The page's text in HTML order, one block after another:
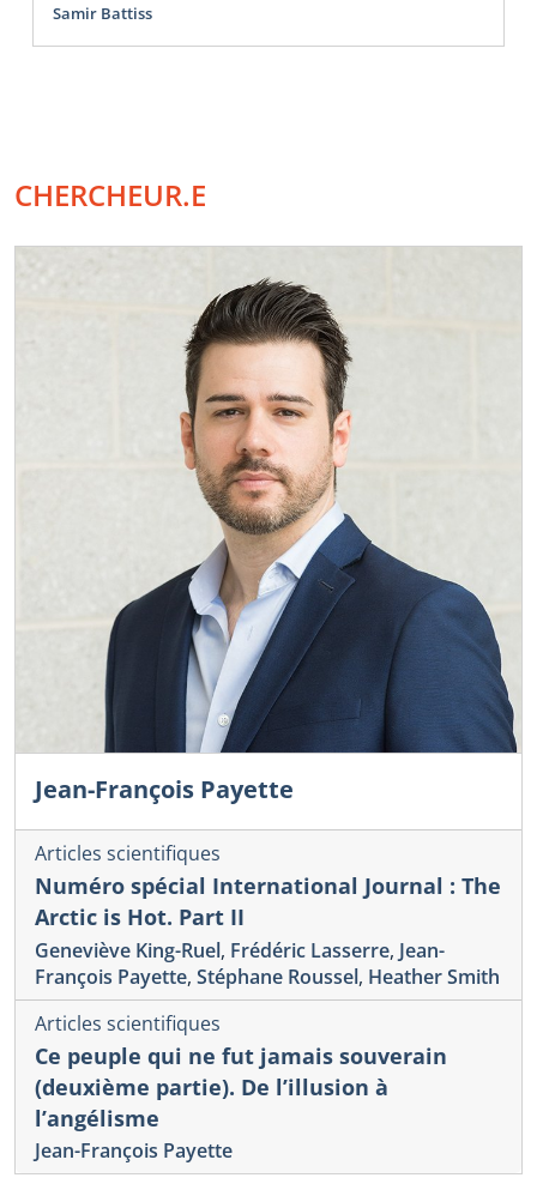
Samir Battiss
CHERCHEUR.E
Jean-François Payette
Articles scientifiques
Numéro spécial International Journal : The
Arctic is Hot. Part II
Geneviève King-Ruel, Frédéric Lasserre, Jean-
François Payette, Stéphane Roussel, Heather Smith
Articles scientifiques
Ce peuple qui ne fut jamais souverain
(deuxième partie). De l’illusion à
l’angélisme
Jean-François Payette